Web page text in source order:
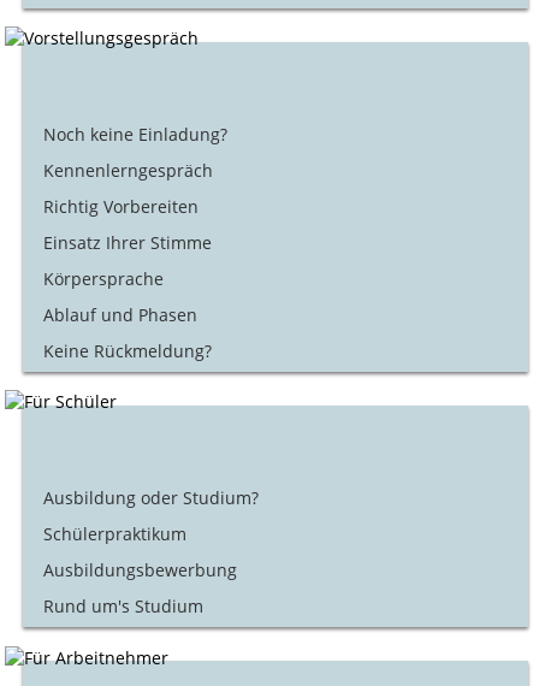
Noch keine Einladung?
Kennenlerngespräch
Richtig Vorbereiten
Einsatz Ihrer Stimme
Körpersprache
Ablauf und Phasen
Keine Rückmeldung?
Ausbildung oder Studium?
Schülerpraktikum
Ausbildungsbewerbung
Rund um's Studium